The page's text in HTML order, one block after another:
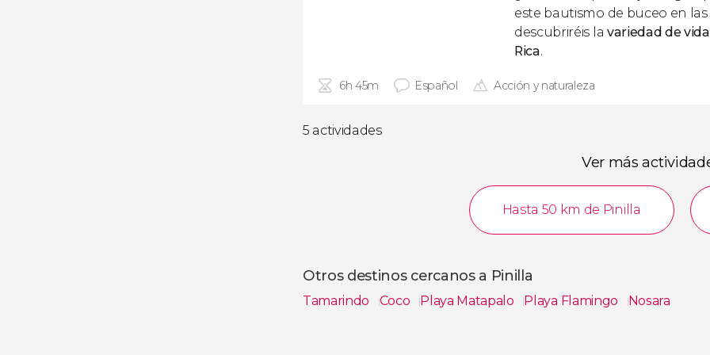
este bautismo de buceo en las
descubriréis la variedad de
Rica.
6h 45m Español Acción y naturaleza
5 actividades
Ver más
Hasta 50 km de Pinilla
Otros destinos cercanos a Pinilla
Tamarindo Coco Playa Matapalo Playa Flamingo Nosara